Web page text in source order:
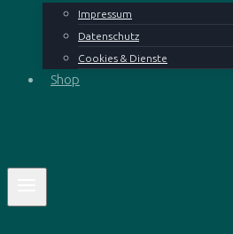
Impressum
Datenschutz
Cookies & Dienste
Shop